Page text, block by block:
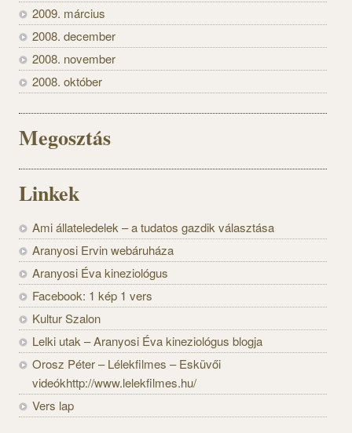
2009. március
2008. december
2008. november
2008. október
Megosztás
Linkek
Ami állateledelek – a tudatos gazdik választása
Aranyosi Ervin webáruháza
Aranyosi Éva kineziológus
Facebook: 1 kép 1 vers
Kultur Szalon
Lelki utak – Aranyosi Éva kineziológus blogja
Orosz Péter – Lélekfilmes – Esküvői
videókhttp://www.lelekfilmes.hu/
Vers lap